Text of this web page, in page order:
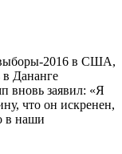
выборы-2016 в США,
в Дананге
вновь заявил: «Я
что он искренен,
в наши